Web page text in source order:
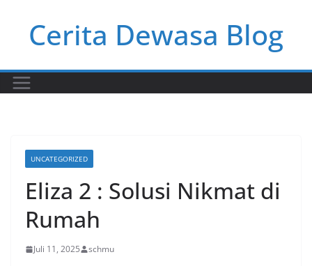
contentCerita Dewasa Blog
UNCATEGORIZED
Eliza 2 : Solusi Nikmat di
Rumah
Juli 11, 2025 schmu